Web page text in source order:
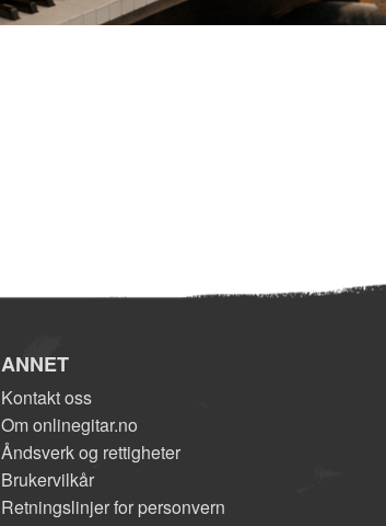
ANNET
Kontakt oss
Om onlinegitar.no
Åndsverk og rettigheter
Brukervilkår
Retningslinjer for personvern